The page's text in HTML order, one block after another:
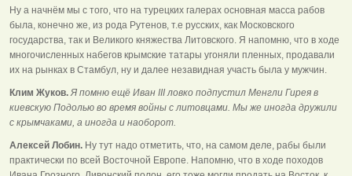
Ну а начнём мы с того, что на турецких галерах основная масса рабов
была, конечно же, из рода Рутенов, т.е русских, как Московского
государства, так и Великого княжества Литовского. Я напомню, что в ходе
многочисленных набегов крымские татары угоняли пленных, продавали
их на рынках в Стамбул, ну и далее незавидная участь была у мужчин.
Клим Жуков.Я помню ещё Иван III ловко подпустил Менгли Гирея в
киевскую Подолью во время войны с литовцами. Мы же иногда дружили
с крымчаками, а иногда и наоборот.
Алексей Лобин. Ну тут надо отметить, что, на самом деле, рабы были
практически по всей Восточной Европе. Напомню, что в ходе походов